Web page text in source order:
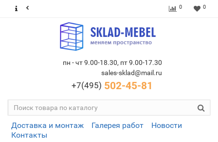
0 0
пн - чт 9.00-18.30, пт 9.00-17.30
sales-sklad@mail.ru
+7(495) 502-45-81
Доставка и монтаж Галерея работ
Новости
Контакты